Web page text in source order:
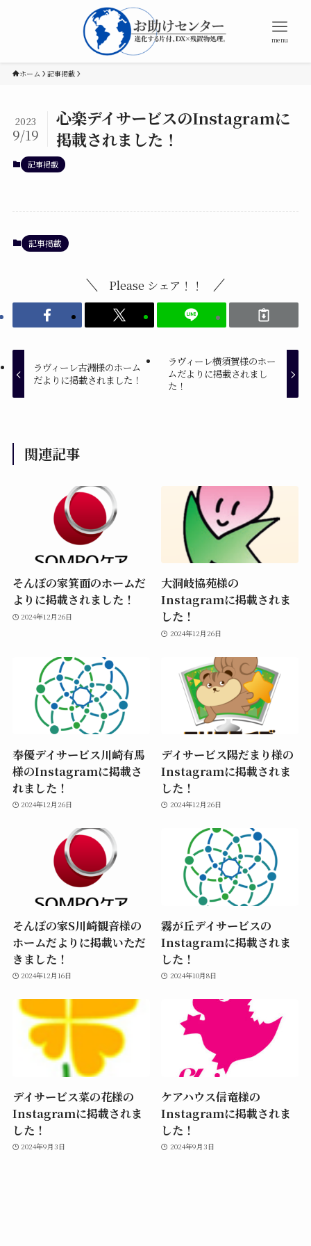
menu
ホーム 記事掲載
心楽デイサービスのInstagramに
掲載されました！
2023
9/19
記事掲載
記事掲載
Please シェア！！
ラヴィーレ古淵様のホーム
だよりに掲載されました！
ラヴィーレ横須賀様のホー
ムだよりに掲載されまし
た！
関連記事
そんぽの家箕面のホームだ
よりに掲載されました！
2024年12月26日
大洞岐協苑様の
Instagramに掲載されま
した！
2024年12月26日
奉優デイサービス川崎有馬
様のInstagramに掲載さ
れました！
2024年12月26日
デイサービス陽だまり様の
Instagramに掲載されま
した！
2024年12月26日
そんぽの家S川崎観音様の
ホームだよりに掲載いただ
きました！
2024年12月16日
霧が丘デイサービスの
Instagramに掲載されま
した！
2024年10月8日
デイサービス菜の花様の
Instagramに掲載されま
した！
2024年9月3日
ケアハウス信竜様の
Instagramに掲載されま
した！
2024年9月3日